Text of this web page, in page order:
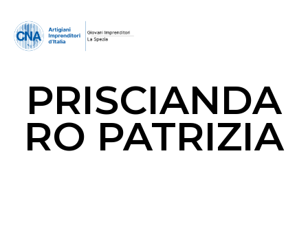
PRISCIANDA
RO PATRIZIA